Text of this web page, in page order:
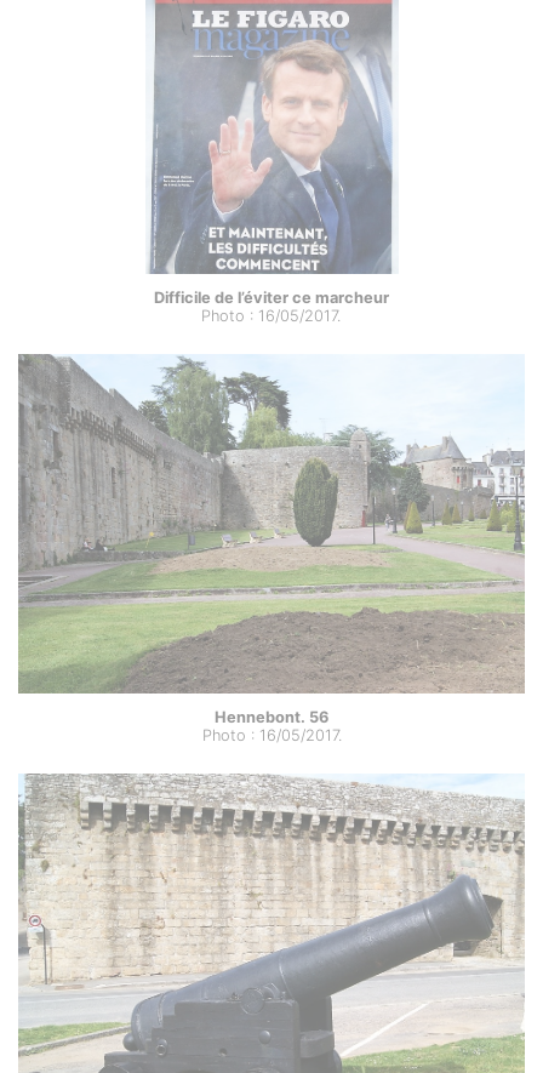
Difficile de l’éviter ce marcheur
Photo : 16/05/2017.
Hennebont. 56
Photo : 16/05/2017.